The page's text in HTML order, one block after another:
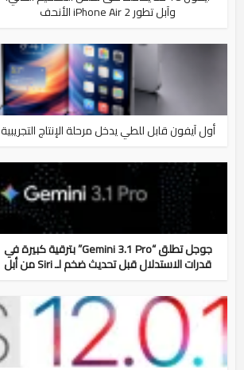
وآبل تطور iPhone Air 2 الأنحف
أول آيفون قابل للطي يدخل مرحلة الإنتاج التجريبية
جوجل تطلق “Gemini 3.1 Pro” بترقية كبيرة في
قدرات الاستدلال قبل تحديث ضخم لـ Siri من أبل